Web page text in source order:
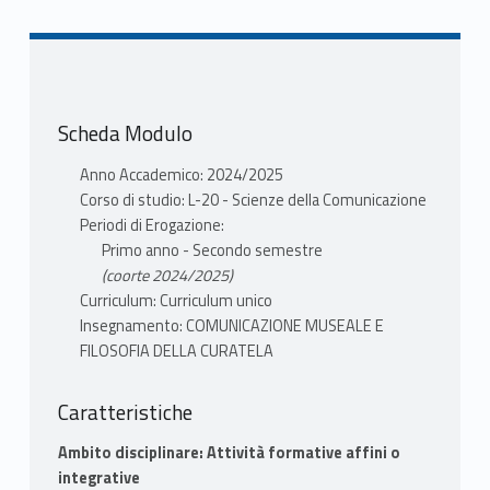
Scheda Modulo
Anno Accademico: 2024/2025
Corso di studio: L-20 - Scienze della Comunicazione
Periodi di Erogazione:
Primo anno - Secondo semestre
(coorte 2024/2025)
Curriculum: Curriculum unico
Insegnamento: COMUNICAZIONE MUSEALE E
FILOSOFIA DELLA CURATELA
Caratteristiche
Ambito disciplinare: Attività formative affini o
integrative